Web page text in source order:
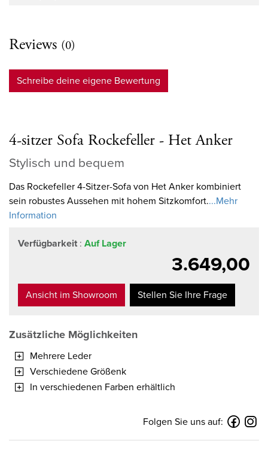
Reviews (0)
Schreibe deine eigene Bewertung
4-sitzer Sofa Rockefeller - Het Anker
Stylisch und bequem
Das Rockefeller 4-Sitzer-Sofa von Het Anker kombiniert
sein robustes Aussehen mit hohem Sitzkomfort....Mehr
Information
Verfügbarkeit : Auf Lager
3.649,00
Ansicht im Showroom Stellen Sie Ihre Frage
Zusätzliche Möglichkeiten
Mehrere Leder
Verschiedene Größenk
In verschiedenen Farben erhältlich
Folgen Sie uns auf: